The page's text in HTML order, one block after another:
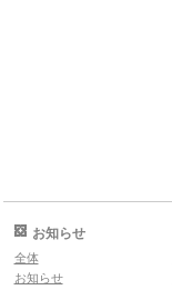
お知らせ
全体
お知らせ